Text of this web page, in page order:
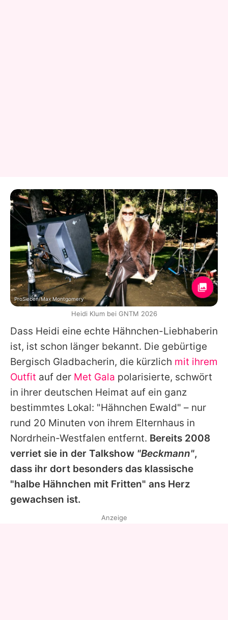
Dass Heidi eine echte Hähnchen-Liebhaberin
ist, ist schon länger bekannt. Die gebürtige
Bergisch Gladbacherin, die kürzlich mit ihrem
Outfit auf der Met Gala polarisierte, schwört
in ihrer deutschen Heimat auf ein ganz
bestimmtes Lokal: "Hähnchen Ewald" – nur
rund 20 Minuten von ihrem Elternhaus in
Nordrhein-Westfalen entfernt. Bereits 2008
verriet sie in der Talkshow "Beckmann",
dass ihr dort besonders das klassische
"halbe Hähnchen mit Fritten" ans Herz
gewachsen ist.
ProSieben/Max Montgomery
Heidi Klum bei GNTM 2026
Anzeige